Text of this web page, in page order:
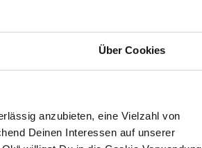
Über Cookies
anzubieten, eine Vielzahl von
Deinen Interessen auf unserer